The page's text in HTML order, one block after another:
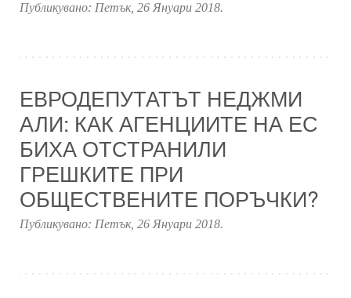
Публикувано: Петък, 26 Януари 2018.
ЕВРОДЕПУТАТЪТ НЕДЖМИ
АЛИ: КАК АГЕНЦИИТЕ НА ЕС
БИХА ОТСТРАНИЛИ
ГРЕШКИТЕ ПРИ
ОБЩЕСТВЕНИТЕ ПОРЪЧКИ?
Публикувано: Петък, 26 Януари 2018.